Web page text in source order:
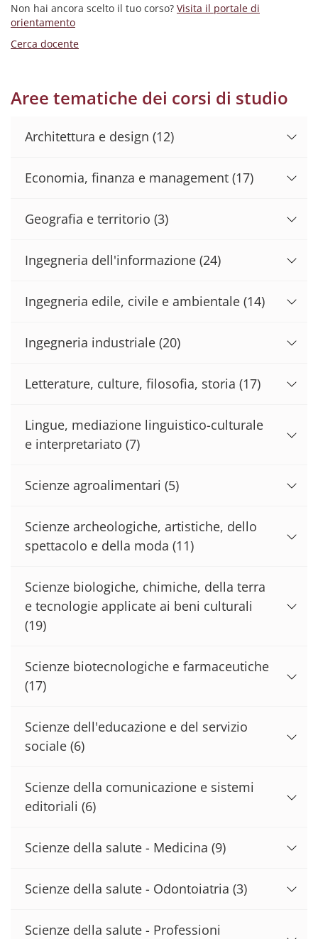
Non hai ancora scelto il tuo corso? Visita il portale di
orientamento
Cerca docente
Aree tematiche dei corsi di studio
Architettura e design (12)
Economia, finanza e management (17)
Geografia e territorio (3)
Ingegneria dell'informazione (24)
Ingegneria edile, civile e ambientale (14)
Ingegneria industriale (20)
Letterature, culture, filosofia, storia (17)
Lingue, mediazione linguistico-culturale
e interpretariato (7)
Scienze agroalimentari (5)
Scienze archeologiche, artistiche, dello
spettacolo e della moda (11)
Scienze biologiche, chimiche, della terra
e tecnologie applicate ai beni culturali
(19)
Scienze biotecnologiche e farmaceutiche
(17)
Scienze dell'educazione e del servizio
sociale (6)
Scienze della comunicazione e sistemi
editoriali (6)
Scienze della salute - Medicina (9)
Scienze della salute - Odontoiatria (3)
Scienze della salute - Professioni